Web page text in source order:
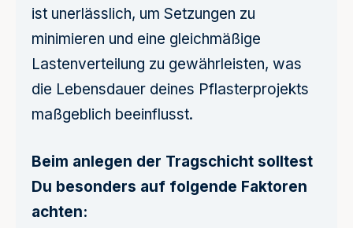
ist unerlässlich, um Setzungen zu
minimieren und eine gleichmäßige
Lastenverteilung zu gewährleisten, was
die Lebensdauer deines Pflasterprojekts
maßgeblich beeinflusst.
Beim anlegen der Tragschicht solltest
Du besonders auf folgende Faktoren
achten: